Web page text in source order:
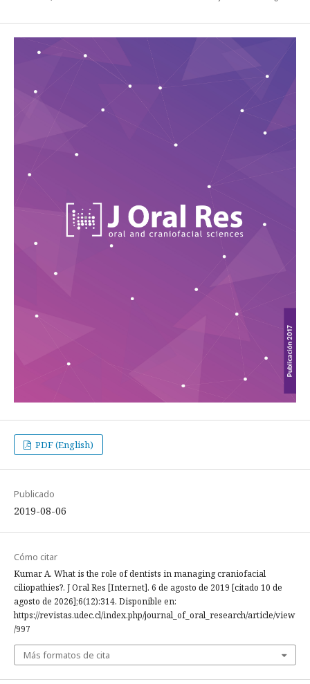
PDF (English)
Publicado
2019-08-06
Cómo citar
Kumar A. What is the role of dentists in managing craniofacial
ciliopathies?. J Oral Res [Internet]. 6 de agosto de 2019 [citado 10 de
agosto de 2026];6(12):314. Disponible en:
https://revistas.udec.cl/index.php/journal_of_oral_research/article/view
/997
Más formatos de cita